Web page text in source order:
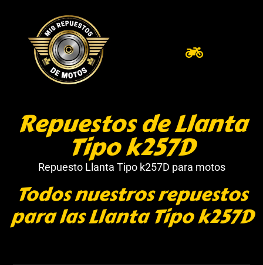
Repuestos de Llanta
Tipo k257D
Repuesto Llanta Tipo k257D para motos
Todos nuestros repuestos
para las Llanta Tipo k257D